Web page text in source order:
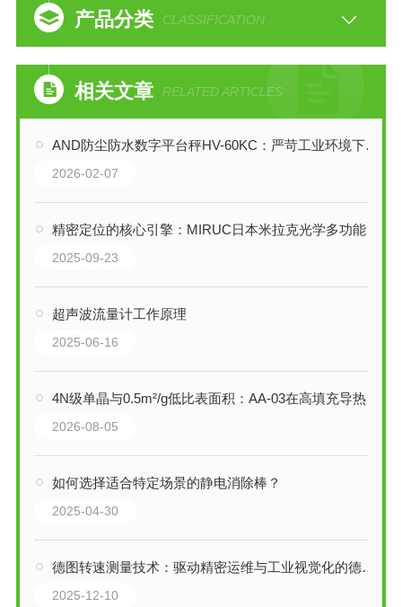
产品分类 CLASSIFICATION
相关文章 RELATED ARTICLES
AND防尘防水数字平台秤HV-60KC：严苛工业环境下的可靠称重解决方案
2026-02-07
精密定位的核心引擎：MIRUC日本米拉克光学多功能进料螺杆平台技术解析
2025-09-23
超声波流量计工作原理
2025-06-16
4N级单晶与0.5m²/g低比表面积：AA-03在高填充导热材料中的不可替代性
2026-08-05
如何选择适合特定场景的静电消除棒？
2025-04-30
德图转速测量技术：驱动精密运维与工业视觉化的德国核心
2025-12-10